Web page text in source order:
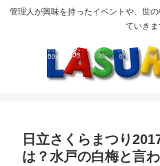
管理人が興味を持ったイベントや、世
ていきま
日立さくらまつり
は？水戸の白梅と言